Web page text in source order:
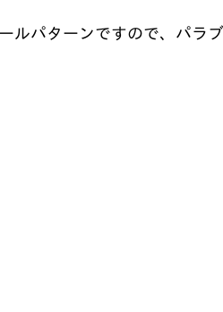
ルパターンですので、パラ